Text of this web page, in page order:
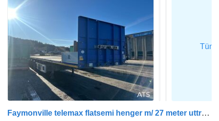
Faymonville telemax flatsemi henger m/ 27 meter uttrekk